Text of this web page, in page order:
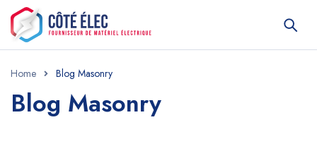
Home Blog Masonry
Blog Masonry